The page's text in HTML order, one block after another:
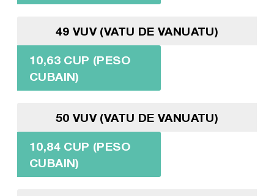
49 VUV (VATU DE VANUATU)
10,63 CUP (PESO
CUBAIN)
50 VUV (VATU DE VANUATU)
10,84 CUP (PESO
CUBAIN)